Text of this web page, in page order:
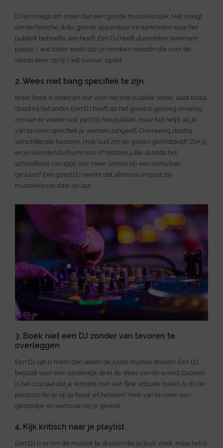
DJ’en vraagt om meer dan een goede muzieksmaak. Het vraagt
om technische skills, goede apparatuur en aanvoelen waar het
publiek behoefte aan heeft. Een DJ heeft duizenden nummers
paraat – wat beter werkt dan je dronken vriendin die voor de
vierde keer op rij ‘I will survive’ opzet.
2. Wees niet bang specifiek te zijn
Ieder feest is ander en wat voor het ene publiek werkt, slaat totaal
dood bij het ander. Een DJ heeft als het goed is genoeg ervaring
om aan te voelen wat past bij het publiek, maar het helpt als je
van tevoren specifiek je wensen aangeeft. Overweeg daarbij
verschillende factoren. Hoe oud zijn de gasten gemiddeld? Zijn jij
en je vrienden fuifnummers of hebben jullie al sinds het
schoolfeest van 1995 niet meer samen op een dansvloer
gestaan? Een goed DJ neemt dat allemaal en past zijn
muziekkeuze daar op aan.
3. Boek niet een DJ zonder van tevoren te
overleggen
Een DJ zijn is meer dan alleen de juiste muziek draaien. Een DJ
bepaalt voor een aanzienlijk deel de sfeer van de avond. Daarom
is het cruciaal dat je iemand met een fijne attitude boekt. Is dit de
persoon die je op je feest wil hebben? Heb van tevoren een
gesprokje en vertrouw op je gevoel.
4. Kijk kritisch naar je playlist
Een DJ is er om de muziek te draaien die je leuk vindt, maar het is